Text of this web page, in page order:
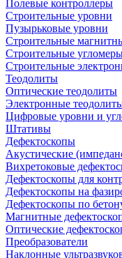
Полевые контроллеры
Строительные уровни
Пузырьковые уровни
Строительные
Строительные
Строительные
Теодолиты
Оптические теодолиты
Электронные
Цифровые уровни и
Штативы
Дефектоскопы
Акустические
Вихретоковые
Дефектоскопы для
Дефектоскопы на
Дефектоскопы по
Магнитные
Оптические
Преобразователи
Наклонные